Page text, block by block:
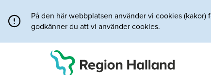
På den här webbplatsen använder vi cookies
godkänner du att vi använder cookies.